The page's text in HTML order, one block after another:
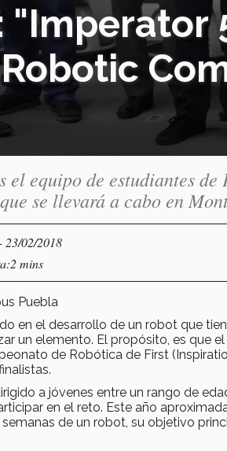
"Imperator
el equipo de estudiantes
se llevará a cabo en
23/02/2018
mins
Puebla
en el desarrollo de un robot que
un elemento. El propósito, es que
de Robótica de First
a jóvenes entre un rango de
en el reto. Este año
de un robot, su objetivo